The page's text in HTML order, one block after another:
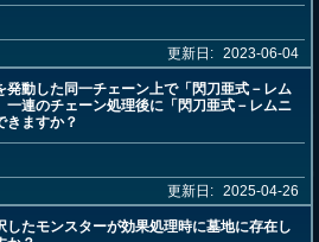
更新日: 2023-06-04
発動した同一チェーン上で「閃刀亜式－レム
一連のチェーン処理後に「閃刀亜式－レムニ
きますか？
更新日: 2025-04-26
したモンスターが効果処理時に墓地に存在し